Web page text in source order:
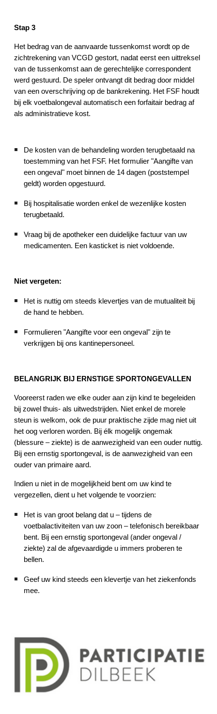
Stap 3
Het bedrag van de aanvaarde tussenkomst wordt op de
zichtrekening van VCGD gestort, nadat eerst een uittreksel
van de tussenkomst aan de gerechtelijke correspondent
werd gestuurd. De speler ontvangt dit bedrag door middel
van een overschrijving op de bankrekening. Het FSF houdt
bij elk voetbalongeval automatisch een forfaitair bedrag af
als administratieve kost.
De kosten van de behandeling worden terugbetaald na
toestemming van het FSF. Het formulier "Aangifte van
een ongeval" moet binnen de 14 dagen (poststempel
geldt) worden opgestuurd.
Bij hospitalisatie worden enkel de wezenlijke kosten
terugbetaald.
Vraag bij de apotheker een duidelijke factuur van uw
medicamenten. Een kasticket is niet voldoende.
Niet vergeten:
Het is nuttig om steeds klevertjes van de mutualiteit bij
de hand te hebben.
Formulieren "Aangifte voor een ongeval" zijn te
verkrijgen bij ons kantinepersoneel.
BELANGRIJK BIJ ERNSTIGE SPORTONGEVALLEN
Vooreerst raden we elke ouder aan zijn kind te begeleiden
bij zowel thuis- als uitwedstrijden. Niet enkel de morele
steun is welkom, ook de puur praktische zijde mag niet uit
het oog verloren worden. Bij élk mogelijk ongemak
(blessure – ziekte) is de aanwezigheid van een ouder nuttig.
Bij een ernstig sportongeval, is de aanwezigheid van een
ouder van primaire aard.
Indien u niet in de mogelijkheid bent om uw kind te
vergezellen, dient u het volgende te voorzien:
Het is van groot belang dat u – tijdens de
voetbalactiviteiten van uw zoon – telefonisch bereikbaar
bent. Bij een ernstig sportongeval (ander ongeval /
ziekte) zal de afgevaardigde u immers proberen te
bellen.
Geef uw kind steeds een klevertje van het ziekenfonds
mee.